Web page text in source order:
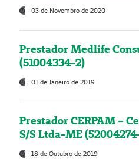
03 de Novembro de 2020
Prestador Medlife
(51004334-2)
01 de Janeiro de 2019
Prestador CERPAM –
S/S Ltda-ME
18 de Outubro de 2019